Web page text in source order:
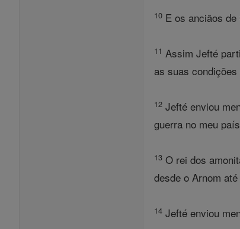
10 E os anciãos
11 Assim Jefté
as suas
12 Jefté enviou
guerra no meu
13 O rei dos
desde o Arnom
14 Jefté enviou